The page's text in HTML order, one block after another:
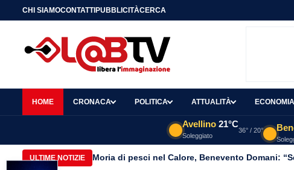
CHI SIAMOCONTATTIPUBBLICITÀCERCA
HOME CRONACA POLITICA ATTUALITÀ ECONOMIA
Avellino 21°C
Soleggiato
36° / 20°
ULTIME NOTIZIE Moria di pesci nel Calore, Benevento Domani: